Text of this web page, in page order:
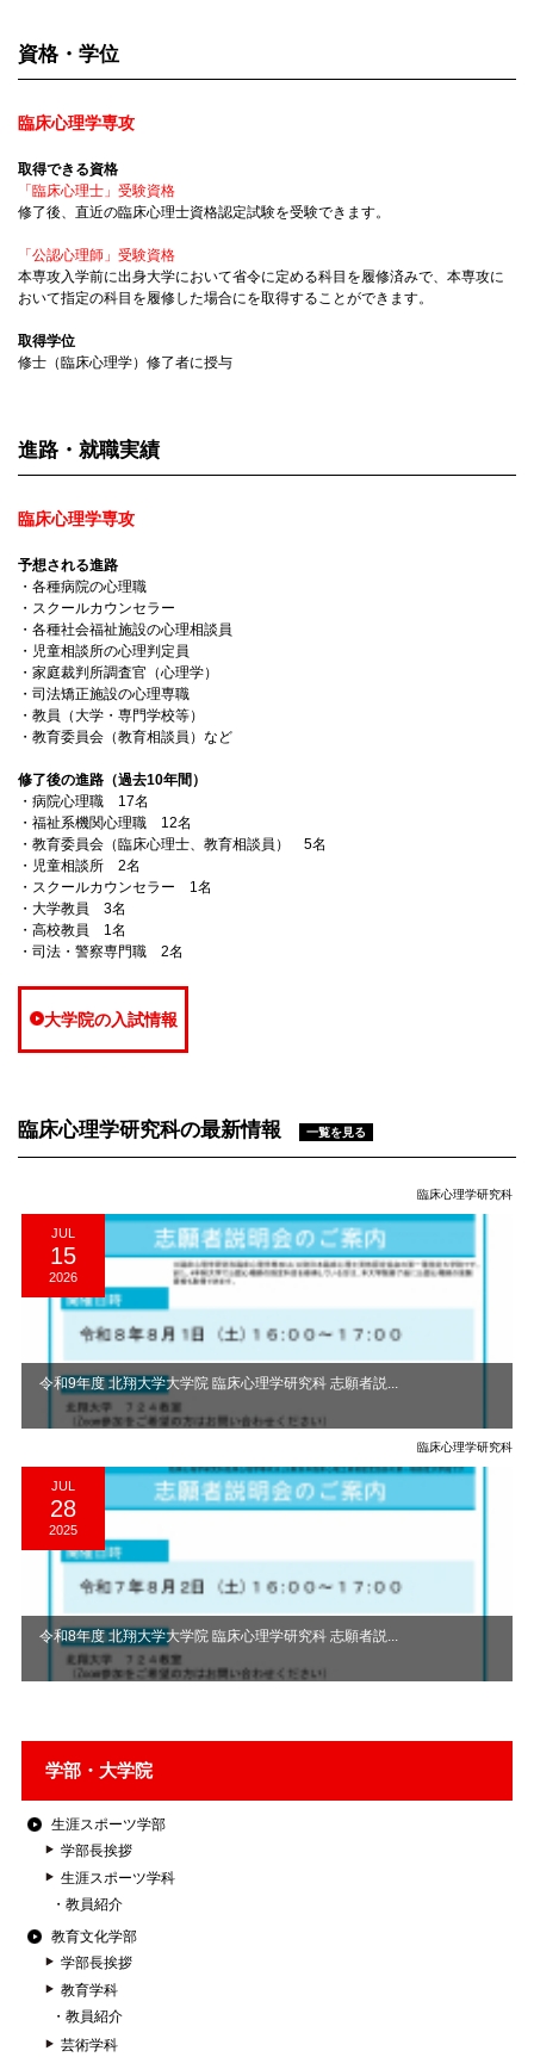
学部・大学院
生涯スポーツ学部
学部長挨拶
生涯スポーツ学科
教員紹介
教育文化学部
学部長挨拶
教育学科
教員紹介
芸術学科
資格・学位
臨床心理学専攻
取得できる資格
「臨床心理士」受験資格
修了後、直近の臨床心理士資格認定試験を受験できます。
「公認心理師」受験資格
本専攻入学前に出身大学において省令に定める科目を履修済みで、本専攻に
おいて指定の科目を履修した場合にを取得することができます。
取得学位
修士（臨床心理学）修了者に授与
進路・就職実績
臨床心理学専攻
予想される進路
・各種病院の心理職
・スクールカウンセラー
・各種社会福祉施設の心理相談員
・児童相談所の心理判定員
・家庭裁判所調査官（心理学）
・司法矯正施設の心理専職
・教員（大学・専門学校等）
・教育委員会（教育相談員）など
修了後の進路（過去10年間）
・病院心理職 17名
・福祉系機関心理職 12名
・教育委員会（臨床心理士、教育相談員） 5名
・児童相談所 2名
・スクールカウンセラー 1名
・大学教員 3名
・高校教員 1名
・司法・警察専門職 2名
大学院の入試情報
臨床心理学研究科の最新情報 一覧を見る
臨床心理学研究科
JUL
15
2026
令和9年度 北翔大学大学院 臨床心理学研究科 志願者説...
臨床心理学研究科
JUL
28
2025
令和8年度 北翔大学大学院 臨床心理学研究科 志願者説...